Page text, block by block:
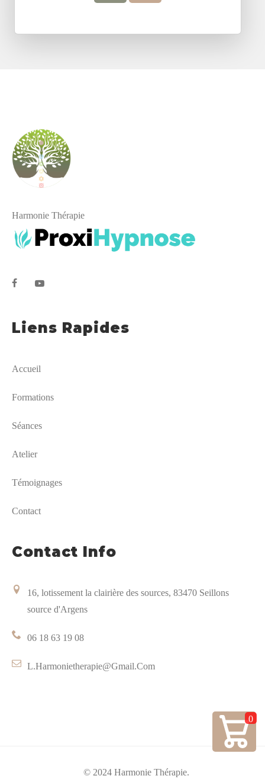
0
Harmonie Thérapie
Liens Rapides
Accueil
Formations
Séances
Atelier
Témoignages
Contact
Contact Info
16, lotissement la clairière des sources, 83470 Seillons
source d'Argens
06 18 63 19 08
L.harmonietherapie@gmail.com
© 2024 Harmonie Thérapie.